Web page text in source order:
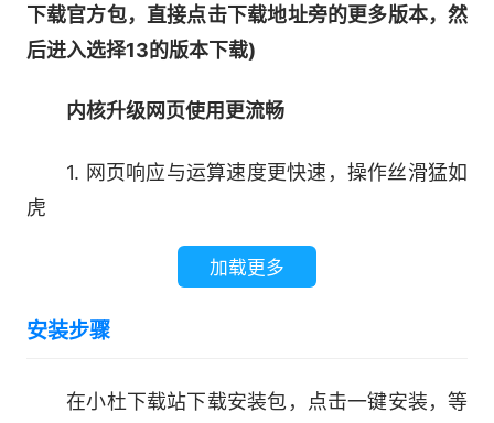
下载官方包，直接点击下载地址旁的更多版本，然
后进入选择13的版本下载)
内核升级网页使用更流畅
1. 网页响应与运算速度更快速，操作丝滑猛如
虎
2. 图形性能大升级，动画游戏画面展示更流畅
3. 引入Edge的字体渲染技术，提升显示效果
竖版工作台上线
加载更多
安装步骤
在小杜下载站下载安装包，点击一键安装，等